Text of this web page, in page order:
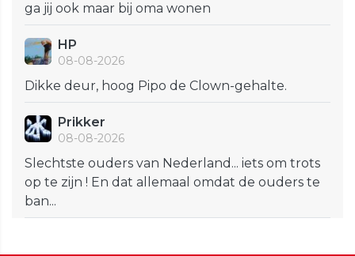
ga jij ook maar bij oma wonen
HP
08-08-2026
Dikke deur, hoog Pipo de Clown-gehalte.
Prikker
08-08-2026
Slechtste ouders van Nederland... iets om trots
op te zijn ! En dat allemaal omdat de ouders te
ban...